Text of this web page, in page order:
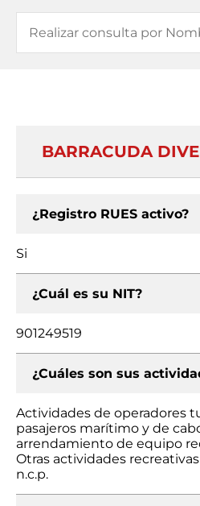
BARRACUDA
¿Registro RUES activo?
Si
¿Cuál es su NIT?
901249519
¿Cuáles son sus
Actividades de operadores
pasajeros marítimo y de
arrendamiento de equipo
Otras actividades
n.c.p.